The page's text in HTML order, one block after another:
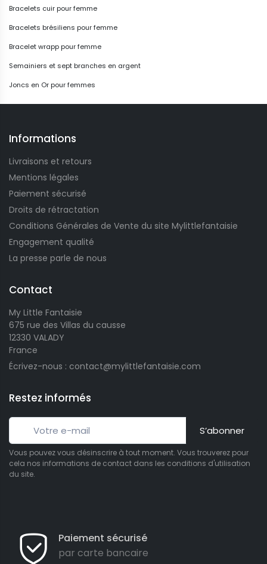
Bracelets cuir pour femme
Bracelets brésiliens pour femme
Bracelet wrapp pour femme
Semainiers et sept branches en argent
Joncs en Or pour femmes
Informations
Livraisons et retours
Mentions légales
Paiement sécurisé
Droits de rétractation
Conditions Générales de Vente du site Mylittlefantaisie
Engagement qualité
La presse parle de nous
Contact
My Little Fantaisie
675 rue des Villas du causse
12330 VALADY
France
Écrivez-nous : contact@mylittlefantaisie.com
Restez informés
S’abonner
Vous pouvez vous désinscrire à tout moment. Vous trouverez pour
cela nos informations de contact dans les conditions d'utilisation
du site.
Paiement sécurisé
par carte bancaire